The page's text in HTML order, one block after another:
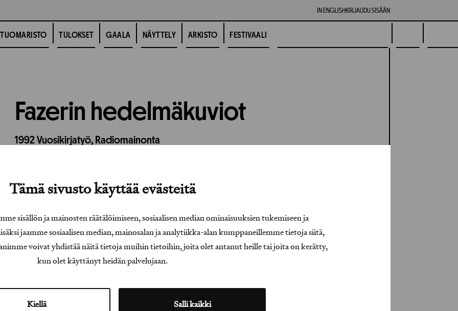
Tämä sivusto käyttää evästeitä
sisällön ja mainosten räätälöimiseen, sosiaalisen median ominaisuuksien tukemiseen ja
jaamme sosiaalisen median, mainosalan ja analytiikka-alan kumppaneillemme tietoja siitä,
voivat yhdistää näitä tietoja muihin tietoihin, joita olet antanut heille tai joita on kerätty,
kun olet käyttänyt heidän palvelujaan.
Kiellä Salli kaikki
IN ENGLISH KIRJAUDU SISÄÄN
TUOMARISTO TULOKSET GAALA NÄYTTELY ARKISTO FESTIVAALI
Fazerin hedelmäkuviot
1992 Vuosikirjatyö, Radiomainonta